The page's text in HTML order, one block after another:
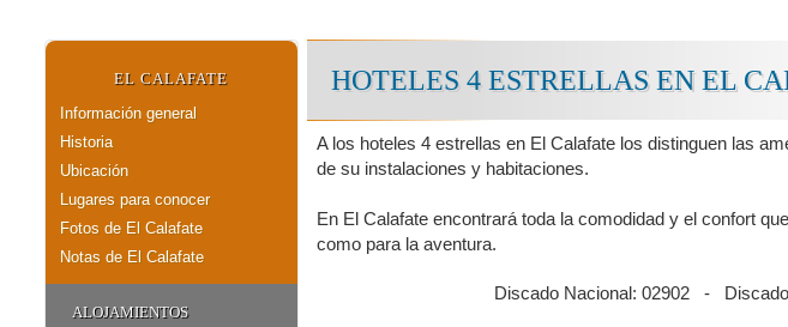
EL CALAFATE
Información general
Historia
Ubicación
Lugares para conocer
Fotos de El Calafate
Notas de El Calafate
ALOJAMIENTOS
HOTELES 4 ESTRELLAS EN EL
A los hoteles 4 estrellas en El Calafate los distinguen las
de su instalaciones y habitaciones.
En El Calafate encontrará toda la comodidad y el confort
como para la aventura.
Discado Nacional: 02902 -